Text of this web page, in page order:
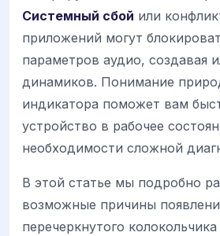
Системный сбой или
приложений могут
параметров аудио, создавая
динамиков. Понимание
индикатора поможет вам
устройство в рабочее
необходимости сложной
В этой статье мы подробно
возможные причины
перечеркнутого